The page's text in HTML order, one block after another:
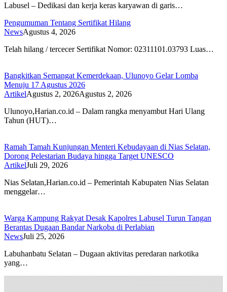
Labusel – Dedikasi dan kerja keras karyawan di garis…
Pengumuman Tentang Sertifikat Hilang
NewsAgustus 4, 2026
Telah hilang / tercecer Sertifikat Nomor: 02311101.03793 Luas…
Bangkitkan Semangat Kemerdekaan, Ulunoyo Gelar Lomba
Menuju 17 Agustus 2026
ArtikelAgustus 2, 2026Agustus 2, 2026
Ulunoyo,Harian.co.id – Dalam rangka menyambut Hari Ulang
Tahun (HUT)…
Ramah Tamah Kunjungan Menteri Kebudayaan di Nias Selatan,
Dorong Pelestarian Budaya hingga Target UNESCO
ArtikelJuli 29, 2026
Nias Selatan,Harian.co.id – Pemerintah Kabupaten Nias Selatan
menggelar…
Warga Kampung Rakyat Desak Kapolres Labusel Turun Tangan
Berantas Dugaan Bandar Narkoba di Perlabian
NewsJuli 25, 2026
Labuhanbatu Selatan – Dugaan aktivitas peredaran narkotika
yang…